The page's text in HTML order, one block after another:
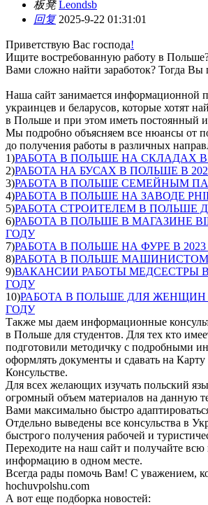
板凳Leondsb
回复2025-9-22 01:31:01
Приветствую Вас господа!
Ищите востребованную работу в
Вами сложно найти заработок? Тогда Вы
Наша сайт занимается информационной
украинцев и беларусов, которые хотят
в Польше и при этом иметь постоянный
Мы подробно объясняем все нюансы от
до получения работы в различных
1)РАБОТА В ПОЛЬШЕ НА СКЛАДАХ В
2)РАБОТА НА БУСАХ В ПОЛЬШЕ В
3)РАБОТА В ПОЛЬШЕ СЕМЕЙНЫМ
4)РАБОТА В ПОЛЬШЕ НА ЗАВОДЕ
5)РАБОТА СТРОИТЕЛЕМ В ПОЛЬШЕ
6)РАБОТА В ПОЛЬШЕ В МАГАЗИНЕ
ГОДУ
7)РАБОТА В ПОЛЬШЕ НА ФУРЕ В
8)РАБОТА В ПОЛЬШЕ МАШИНИСТОМ
9)ВАКАНСИИ РАБОТЫ МЕДСЕСТРЫ В
ГОДУ
10)РАБОТА В ПОЛЬШЕ ДЛЯ ЖЕНЩИН
ГОДУ
Также мы даем информационные
в Польше для студентов. Для тех кто
подготовили методичку с подробными
оформлять документы и сдавать на
Консульстве.
Для всех желающих изучать польский
огромный объем материалов на данную
Вами максимально быстро
Отдельно выведены все консульства в
быстрого получения рабочей и
Переходите на наш сайт и получайте
информацию в одном месте.
Всегда рады помочь Вам! С уважением,
hochuvpolshu.com
А вот еще подборка новостей: